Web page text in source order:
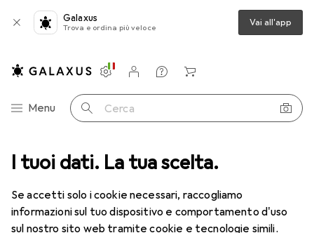
I tuoi dati. La tua scelta.
Se accetti solo i cookie necessari, raccogliamo
informazioni sul tuo dispositivo e comportamento d'uso
sul nostro sito web tramite cookie e tecnologie simili.
Galaxus
Trova e ordina più veloce Vai all'app
Categoria Navigazione
Menu Cerca
Impostazioni
Conto cliente
Liste di confronto
Liste dei desideri
Carrello
discoteca Illuminotecnica Lampadine + Fari Illuminotecnica
Lampadine + Fari Illuminotecnica